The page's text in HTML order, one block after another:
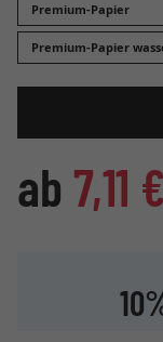
Premium-Papier
Premium-Papier
ab 7,11 €